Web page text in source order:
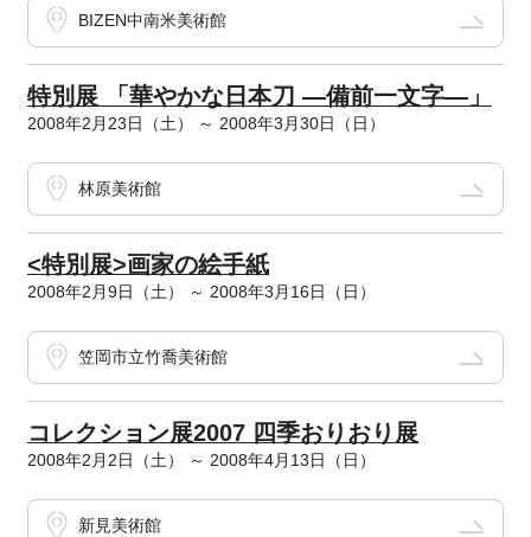
BIZEN中南米美術館
特別展 「華やかな日本刀 ―備前一文字―」
2008年2月23日（土） ～ 2008年3月30日（日）
林原美術館
<特別展>画家の絵手紙
2008年2月9日（土） ～ 2008年3月16日（日）
笠岡市立竹喬美術館
コレクション展2007 四季おりおり展
2008年2月2日（土） ～ 2008年4月13日（日）
新見美術館